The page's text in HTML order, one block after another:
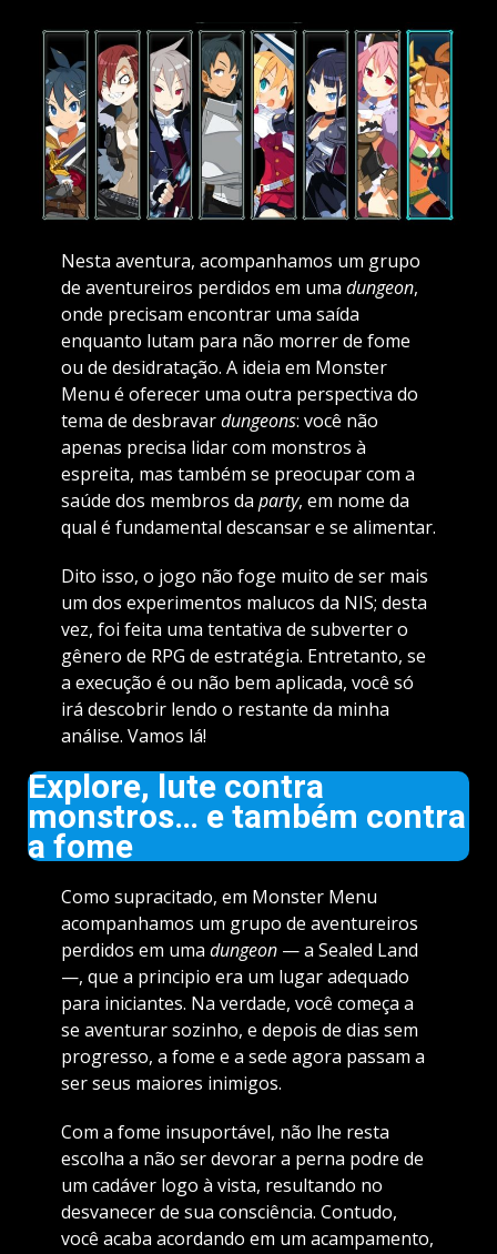
Nesta aventura, acompanhamos um grupo
de aventureiros perdidos em uma dungeon,
onde precisam encontrar uma saída
enquanto lutam para não morrer de fome
ou de desidratação. A ideia em Monster
Menu é oferecer uma outra perspectiva do
tema de desbravardungeons: você não
apenas precisa lidar com monstros à
espreita, mas também se preocupar com a
saúde dos membros da party, em nome da
qual é fundamental descansar e se alimentar.
Dito isso, o jogo não foge muito de ser mais
um dos experimentos malucos da NIS; desta
vez, foi feita uma tentativa de subverter o
gênero de RPG de estratégia. Entretanto, se
a execução é ou não bem aplicada, você só
irá descobrir lendo o restante da minha
análise. Vamos lá!
Explore, lute contra
monstros… e também contra
a fome
Como supracitado, em Monster Menu
acompanhamos um grupo de aventureiros
perdidos em uma dungeon— a Sealed Land
—, que a principio era um lugar adequado
para iniciantes. Na verdade, você começa a
se aventurar sozinho, e depois de dias sem
progresso, a fome e a sede agora passam a
ser seus maiores inimigos.
Com a fome insuportável, não lhe resta
escolha a não ser devorar a perna podre de
um cadáver logo à vista, resultando no
desvanecer de sua consciência. Contudo,
você acaba acordando em um acampamento,